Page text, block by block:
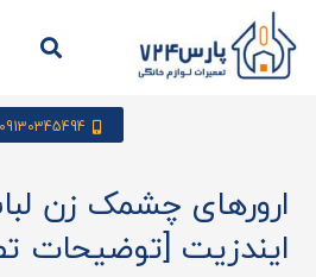
09130345494
ارورهای چشمک زن
ایندزیت [توضیحات